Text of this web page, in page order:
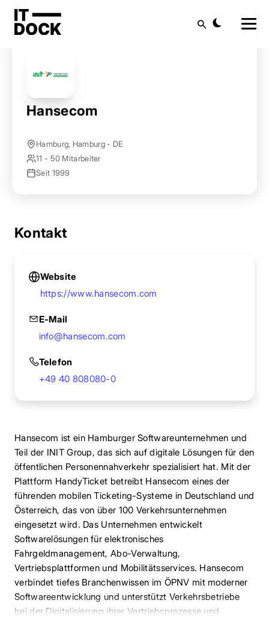
Startseite Anbieter finden
Hansecom
Hamburg, Hamburg - DE
11 - 50 Mitarbeiter
Seit 1999
Kontakt
Website
https://www.hansecom.com
E-Mail
info@hansecom.com
Telefon
+49 40 808080-0
Hansecom ist ein Hamburger Softwareunternehmen und
Teil der INIT Group, das sich auf digitale Lösungen für den
öffentlichen Personennahverkehr spezialisiert hat. Mit der
Plattform HandyTicket betreibt Hansecom eines der
führenden mobilen Ticketing-Systeme in Deutschland und
Österreich, das von über 100 Verkehrsunternehmen
eingesetzt wird. Das Unternehmen entwickelt
Softwarelösungen für elektronisches
Fahrgeldmanagement, Abo-Verwaltung,
Vertriebsplattformen und Mobilitätsservices. Hansecom
verbindet tiefes Branchenwissen im ÖPNV mit moderner
Softwareentwicklung und unterstützt Verkehrsbetriebe
bei der Digitalisierung ihrer Vertriebsprozesse und